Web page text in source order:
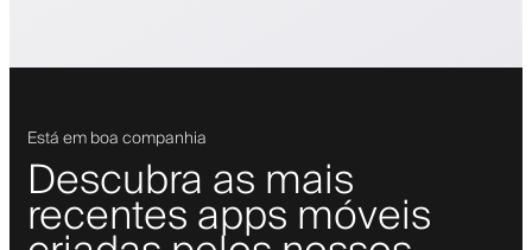
Está em boa companhia
Descubra as mais
recentes apps móveis